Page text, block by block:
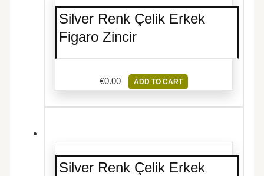
Silver Renk Çelik Erkek
Figaro Zincir
€0.00 ADD TO CART
Silver Renk Çelik Erkek